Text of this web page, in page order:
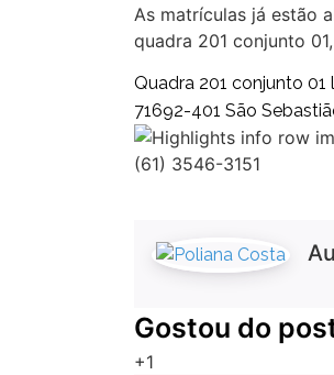
As matrículas já estão
quadra 201 conjunto
Quadra 201 conjunto 01
71692-401 São
(61) 3546-3151
Gostou do
+1